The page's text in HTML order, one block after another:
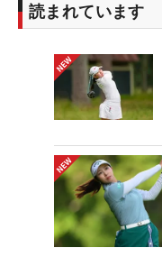
読まれています